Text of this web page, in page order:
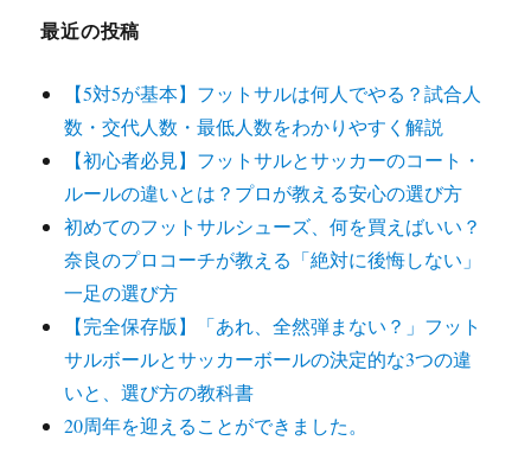
最近の投稿
【5対5が基本】フットサルは何人でやる？試合人
数・交代人数・最低人数をわかりやすく解説
【初心者必見】フットサルとサッカーのコート・
ルールの違いとは？プロが教える安心の選び方
初めてのフットサルシューズ、何を買えばいい？
奈良のプロコーチが教える「絶対に後悔しない」
一足の選び方
【完全保存版】「あれ、全然弾まない？」フット
サルボールとサッカーボールの決定的な3つの違
いと、選び方の教科書
20周年を迎えることができました。